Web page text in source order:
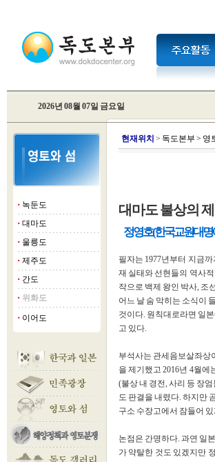
2026년 08월 07일 금요일
■ 녹둔도
■ 대마도
■ 울릉도
■ 제주도
■ 간도
■ 위화도
■ 이어도
현재위치 > 독도본부 > 영
대마도 불상의
정영호(한국교원대 명
필자는 1977년부터 지금
재 실태와 선현들의 역사
작으로 백제 왕인 박사, 조
어느 날 숨 막히는 소식이
것이다. 원칙대로라면 일
고 있다.
부석사는 관세음보살좌상
을 제기했고 2016년 4월
(불상 내 경전, 사리 등 장
도 판결을 내렸다. 하지만
구소 수장고에서 잠들어
논점은 간명하다. 과연 일
가 약탈한 것도 있겠지만